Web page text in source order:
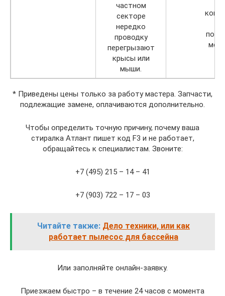
частном
секторе
нередко
проводку
перегрызают
крысы или
мыши.
* Приведены цены только за работу мастера. Запчасти,
подлежащие замене, оплачиваются дополнительно.
Чтобы определить точную причину, почему ваша
стиралка Атлант пишет код F3 и не работает,
обращайтесь к специалистам. Звоните:
+7 (495) 215 – 14 – 41
+7 (903) 722 – 17 – 03
Читайте также: Дело техники, или как
работает пылесос для бассейна
Или заполняйте онлайн-заявку.
Приезжаем быстро – в течение 24 часов с момента